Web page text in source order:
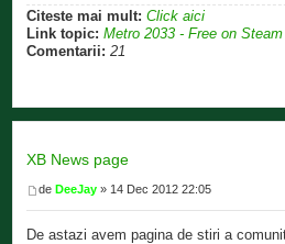
Citeste mai mult: Click aici
Link topic: Metro 2033 - Free on Steam
Comentarii: 21
XB News page
deDeeJay » 14 Dec 2012 22:05
De astazi avem pagina de stiri a